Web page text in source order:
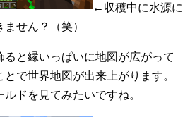
←収穫中に水源に
せん？（笑）
と縁いっぱいに地図が広がって
で世界地図が出来上がります。
ドを見てみたいですね。